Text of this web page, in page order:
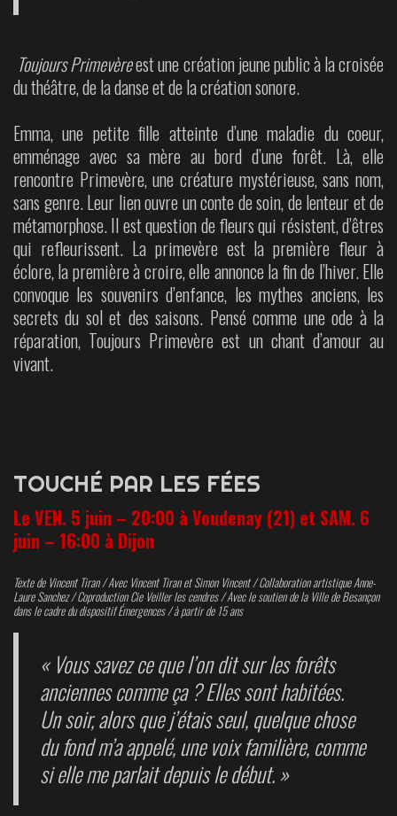
Toujours Primevèreest une création jeune public à la croisée
du théâtre, de la danse et de la création sonore.
Emma, une petite fille atteinte d’une maladie du coeur,
emménage avec sa mère au bord d’une forêt. Là, elle
rencontre Primevère, une créature mystérieuse, sans nom,
sans genre. Leur lien ouvre un conte de soin, de lenteur et de
métamorphose. Il est question de fleurs qui résistent, d’êtres
qui refleurissent. La primevère est la première fleur à
éclore, la première à croire, elle annonce la fin de l’hiver. Elle
convoque les souvenirs d’enfance, les mythes anciens, les
secrets du sol et des saisons. Pensé comme une ode à la
réparation, Toujours Primevère est un chant d’amour au
vivant.
TOUCHÉ PAR LES FÉES
Le VEN. 5 juin – 20:00 à Voudenay (21) et SAM. 6
juin – 16:00 à Dijon
Texte de Vincent Tiran / Avec Vincent Tiran et Simon Vincent / Collaboration artistique Anne-
Laure Sanchez / Coproduction Cie Veiller les cendres / Avec le soutien de la Ville de Besançon
dans le cadre du dispositif Émergences / à partir de 15 ans
« Vous savez ce que l’on dit sur les forêts
anciennes comme ça ? Elles sont habitées.
Un soir, alors que j’étais seul, quelque chose
du fond m’a appelé, une voix familière, comme
si elle me parlait depuis le début. »